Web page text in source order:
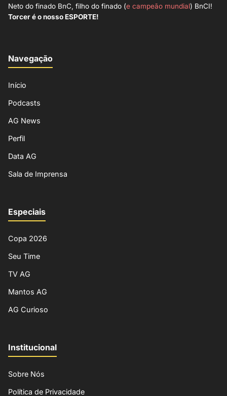
Neto do finado BnC, filho do finado (e campeão mundial) BnCI!
Torcer é o nosso ESPORTE!
Navegação
Início
Podcasts
AG News
Perfil
Data AG
Sala de Imprensa
Especiais
Copa 2026
Seu Time
TV AG
Mantos AG
AG Curioso
Institucional
Sobre Nós
Política de Privacidade